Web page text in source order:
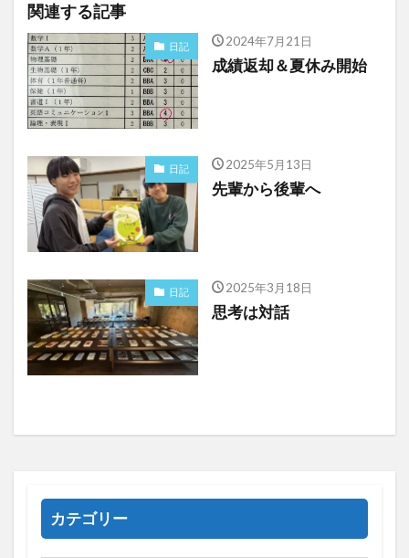
関連する記事
日記 2024年7月21日
成績返却＆夏休み開始
日記 2025年5月13日
先輩から後輩へ
日記 2025年3月18日
思考は対話
カテゴリー